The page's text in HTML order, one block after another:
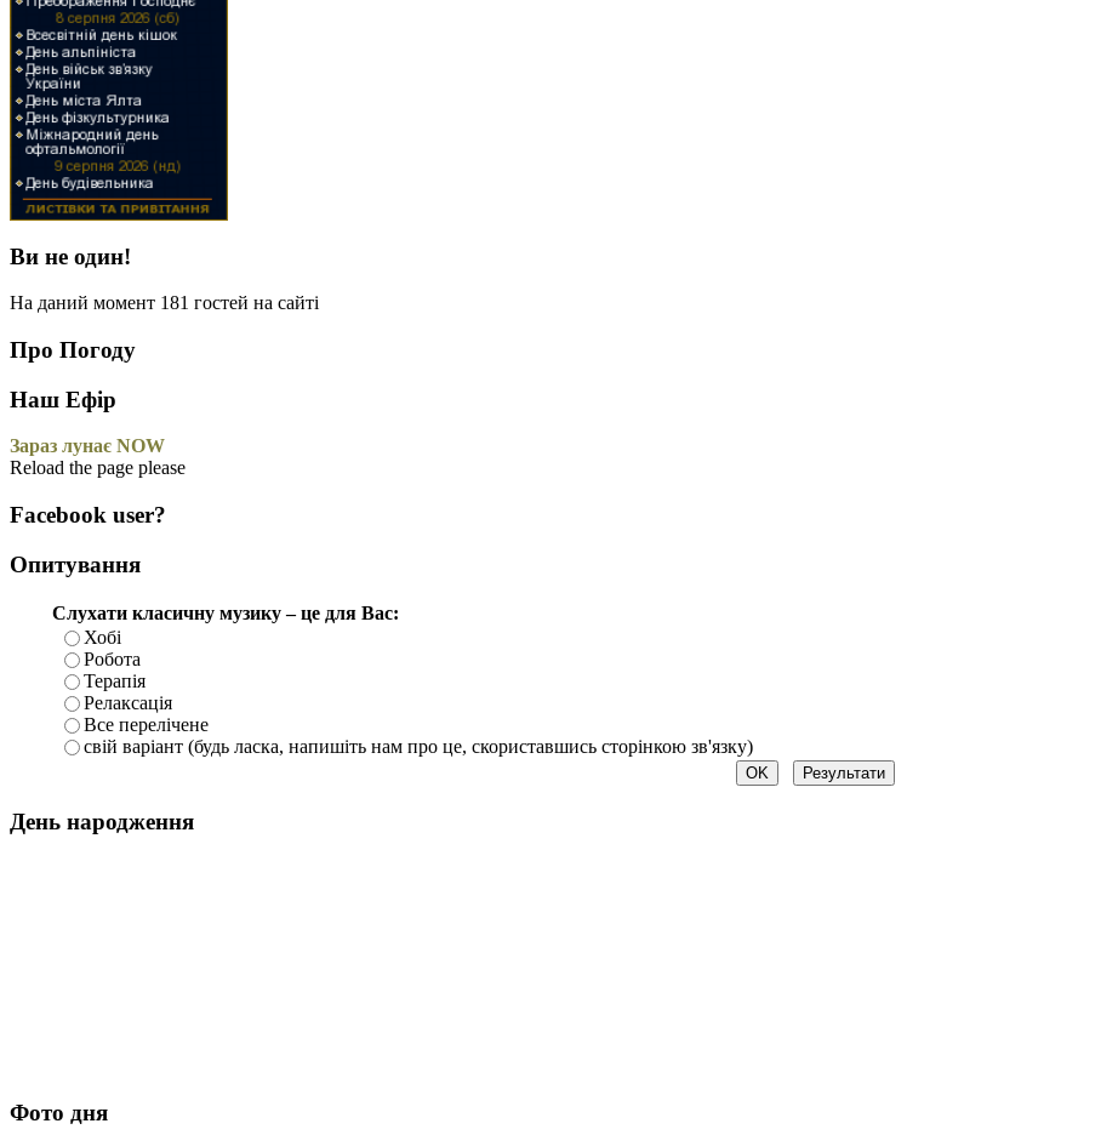
Ви не один!
На даний момент 181 гостей на сайті
Про Погоду
Наш Ефір
Зараз лунає NOW
Reload the page please
Facebook user?
Опитування
Слухати класичну музику – це для Вас:
Хобі
Робота
Терапія
Релаксація
Все перелічене
свій варіант (будь ласка, напишіть нам про це, скориставшись сторінкою зв'язку)
День народження
Фото дня